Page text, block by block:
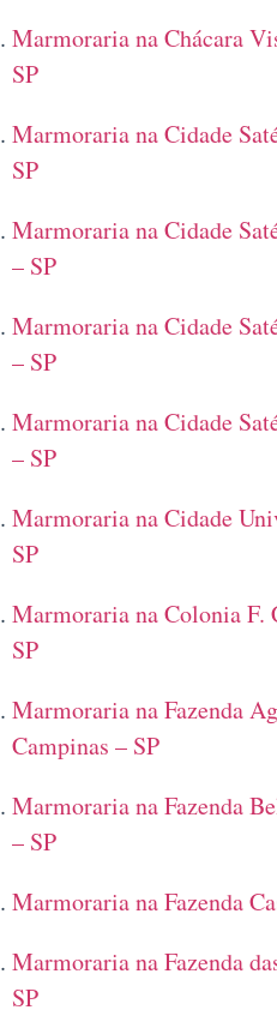
Marmoraria na Chácara
SP
Marmoraria na Cidade
SP
Marmoraria na Cidade
– SP
Marmoraria na Cidade
– SP
Marmoraria na Cidade
– SP
Marmoraria na Cidade
SP
Marmoraria na Colonia F.
SP
Marmoraria na Fazenda
Campinas – SP
Marmoraria na Fazenda
– SP
Marmoraria na Fazenda
Marmoraria na Fazenda
SP